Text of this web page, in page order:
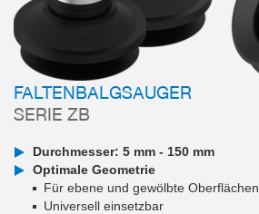
FALTENBALGSAUGER
SERIE ZB
Durchmesser: 5 mm - 150 mm
Optimale Geometrie
Für ebene und gewölbte Oberflächen
Universell einsetzbar